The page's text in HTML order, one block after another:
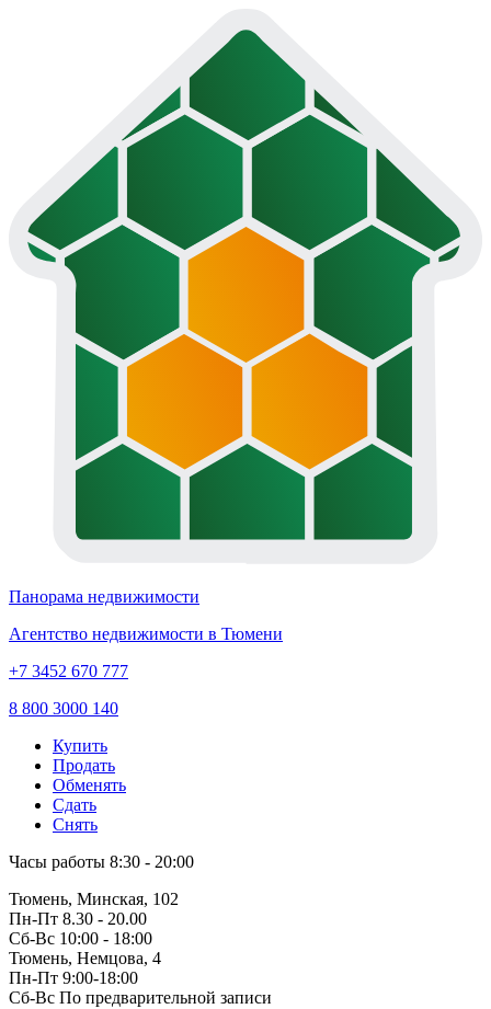
Панорама недвижимости
Агентство недвижимости в Тюмени
+7 3452 670 777
8 800 3000 140
Купить
Продать
Обменять
Сдать
Снять
Часы работы 8:30 - 20:00
Тюмень, Минская, 102
Пн-Пт 8.30 - 20.00
Сб-Вс 10:00 - 18:00
Тюмень, Немцова, 4
Пн-Пт 9:00-18:00
Сб-Вс По предварительной записи